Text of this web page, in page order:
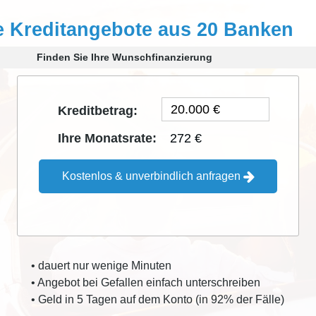
Kreditangebote aus 20 Banken
Finden Sie Ihre Wunschfinanzierung
Kreditbetrag:
Ihre Monatsrate:
272 €
Kostenlos & unverbindlich anfragen
• dauert nur wenige Minuten
• Angebot bei Gefallen einfach unterschreiben
• Geld in 5 Tagen auf dem Konto (in 92% der Fälle)